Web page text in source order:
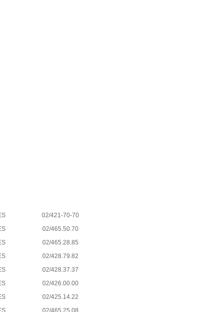
02/421-70-70
02/465.50.70
02/465.28.85
02/428.79.82
02/428.37.37
02/426.00.00
02/425.14.22
02/465.25.08